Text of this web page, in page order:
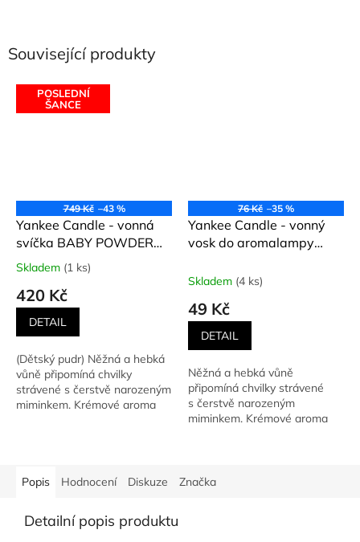
Související produkty
POSLEDNÍ
ŠANCE
749 Kč –43 %
Yankee Candle - vonná
svíčka BABY POWDER
(Dětský pudr) 411 g
Průměrné
hodnocení
produktu
5,0
5
hvězdiček.
Skladem (1 ks)
420 Kč
DETAIL
(Dětský pudr) Něžná a hebká
vůně připomíná chvilky
strávené s čerstvě narozeným
miminkem. Krémové aroma
76 Kč –35 %
Yankee Candle - vonný
vosk do aromalampy
pudr) 22 g
Skladem (4 ks)
49 Kč
DETAIL
Něžná a hebká vůně
připomíná chvilky strávené
s čerstvě narozeným
miminkem. Krémové aroma
Popis Hodnocení Diskuze Značka
Detailní popis produktu